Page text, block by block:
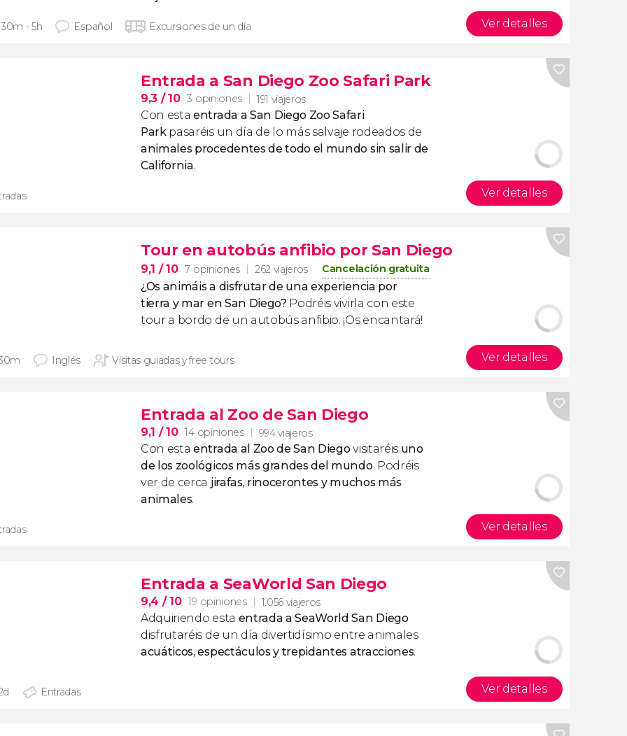
- 5h Español Excursiones de un día Ver detalles
Entrada a San Diego Zoo Safari Park
9,3 / 10 3 opiniones 191 viajeros
Con estaentrada a San Diego Zoo Safari
Park pasaréis un día de lo más salvaje rodeados de
animales procedentes de todo el mundo sin salir de
California.
Ver detalles
Tour en autobús anfibio por San Diego
9,1 / 10 7 opiniones 262 viajeros Cancelación gratuita
¿Os animáis a disfrutar de una experiencia por
tierra y mar en San Diego? Podréis vivirla con este
tour a bordo de un autobús anfibio. ¡Os encantará!
Inglés Visitas guiadas y free tours Ver detalles
Entrada al Zoo de San Diego
9,1 / 10 14 opiniones 994 viajeros
Con estaentrada al Zoo de San Diegovisitaréis uno
de los zoológicos más grandes del mundo. Podréis
ver de cerca jirafas, rinocerontes y muchos más
animales.
Ver detalles
Entrada a SeaWorld San Diego
9,4 / 10 19 opiniones 1.056 viajeros
Adquiriendo esta entrada a SeaWorld San Diego
disfrutaréis de un día divertidísimo entre animales
acuáticos, espectáculos y trepidantes atracciones.
Entradas Ver detalles